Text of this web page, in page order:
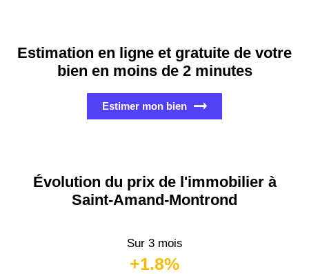
Estimation en ligne et gratuite de votre
bien en moins de 2 minutes
Estimer mon bien
Évolution du prix de l'immobilier à
Saint-Amand-Montrond
Sur 3 mois
+1.8%